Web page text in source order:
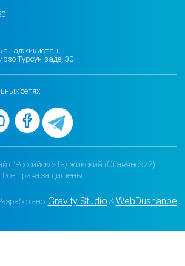
Таджикистан,
Турсун-заде, 30
сетях
"Российско-Таджикский (Славянский)
Все права защищены.
Gravity Studio &WebDushanbe